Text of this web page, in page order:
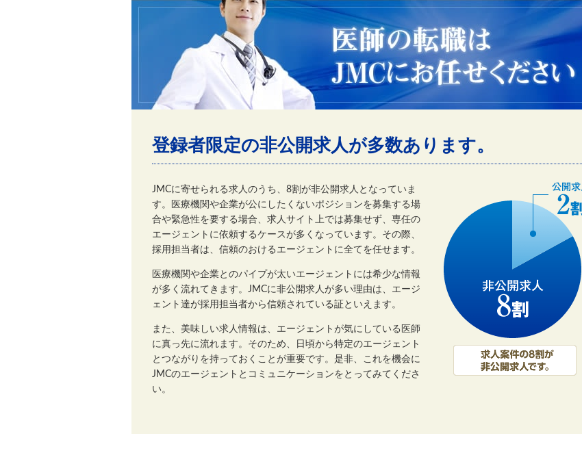
登録者限定の非公開求人が多数あります。
JMCに寄せられる求人のうち、8割が非公開求人となっていま
す。医療機関や企業が公にしたくないポジションを募集する場
合や緊急性を要する場合、求人サイト上では募集せず、専任の
エージェントに依頼するケースが多くなっています。その際、
採用担当者は、信頼のおけるエージェントに全てを任せます。
医療機関や企業とのパイプが太いエージェントには希少な情報
が多く流れてきます。JMCに非公開求人が多い理由は、エージ
ェント達が採用担当者から信頼されている証といえます。
また、美味しい求人情報は、エージェントが気にしている医師
に真っ先に流れます。そのため、日頃から特定のエージェント
とつながりを持っておくことが重要です。是非、これを機会に
JMCのエージェントとコミュニケーションをとってみてくださ
い。